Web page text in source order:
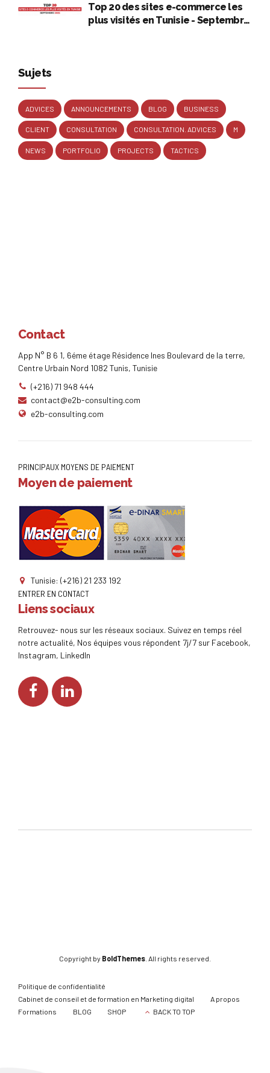
Top 20 des sites e-commerce les
plus visités en Tunisie - Septembre
Sujets
ADVICES ANNOUNCEMENTS BLOG BUSINESS
CLIENT CONSULTATION CONSULTATION. ADVICES M
NEWS PORTFOLIO PROJECTS TACTICS
Contact
App N° B 6 1, 6éme étage Résidence Ines Boulevard de la terre,
Centre Urbain Nord 1082 Tunis, Tunisie
(+216) 71 948 444
contact@e2b-consulting.com
e2b-consulting.com
PRINCIPAUX MOYENS DE PAIEMENT
Moyen de paiement
Tunisie: (+216) 21 233 192
ENTRER EN CONTACT
Liens sociaux
Retrouvez- nous sur les réseaux sociaux. Suivez en temps réel
notre actualité, Nos équipes vous répondent 7j/7 sur Facebook,
Instagram, LinkedIn
Copyright by BoldThemes . All rights reserved.
Politique de confidentialité
Cabinet de conseil et de formation en Marketing digital
A propos
Formations
BLOG SHOP BACK TO TOP